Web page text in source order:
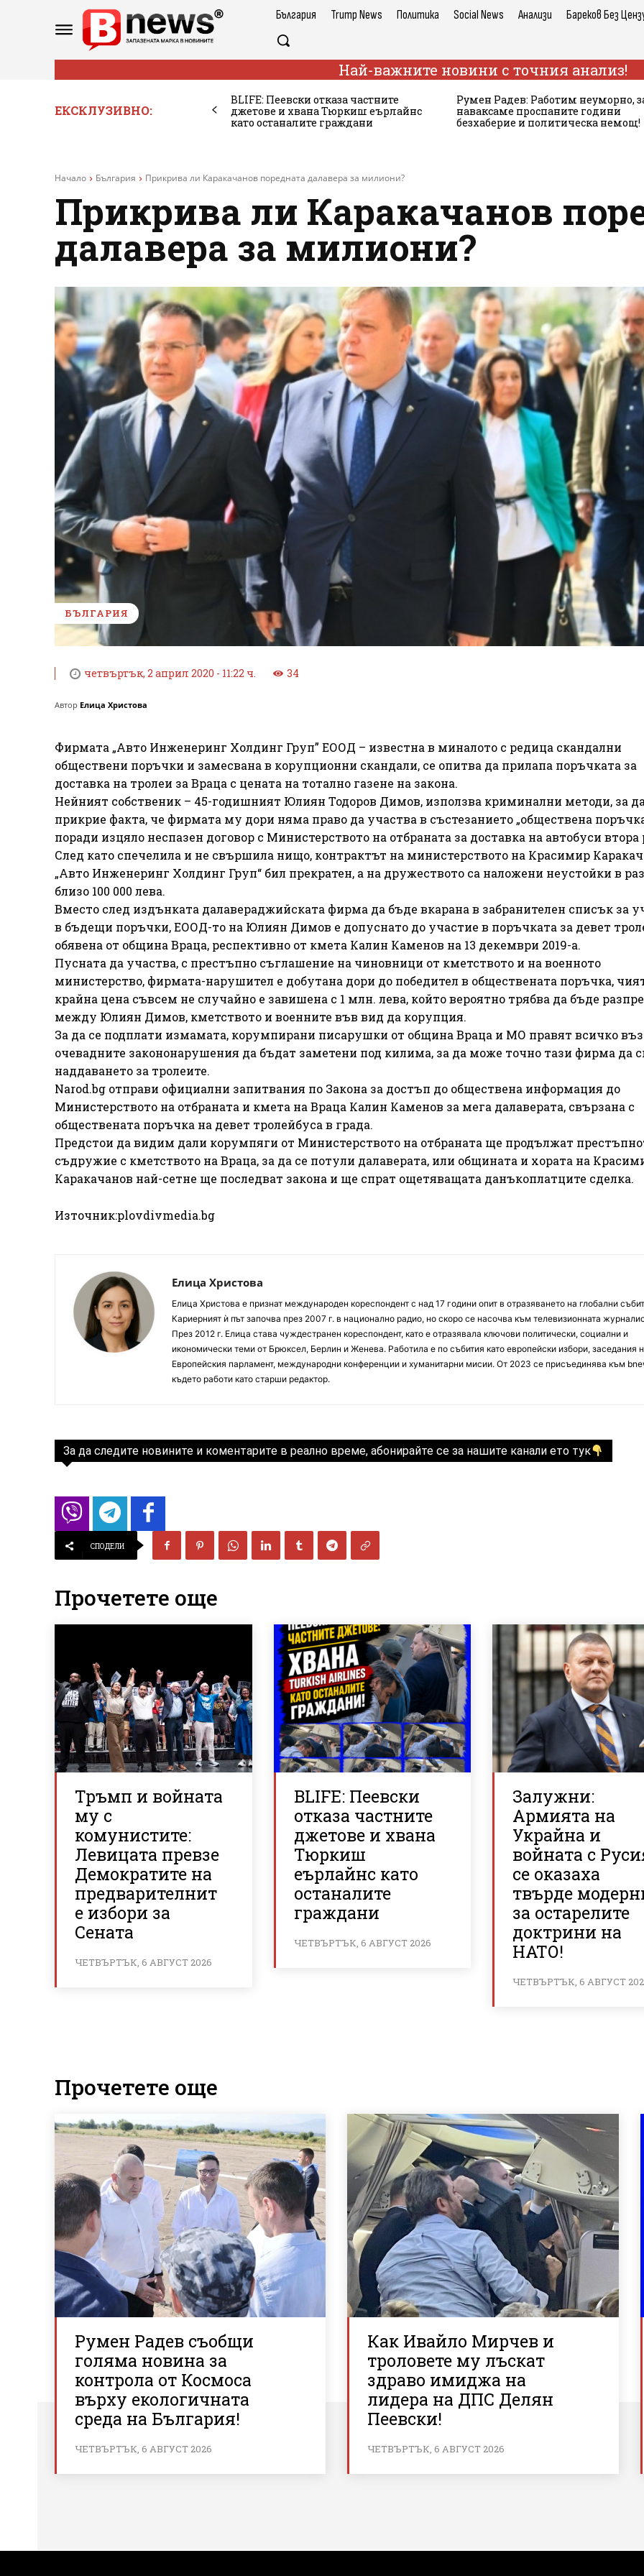
България Trump News Политика Social News Анализи Бареков Без
Най-важните новини с точния анализ!
ЕКСКЛУЗИВНО:
BLIFE: Пеевски отказа частните
джетове и хвана Тюркиш еърлайнс
като останалите граждани
Румен Радев: Работим неуморно,
наваксаме проспаните години
безхаберие и политическа немощ!
Начало България Прикрива ли Каракачанов поредната далавера за милиони?
Прикрива ли Каракачанов
далавера за милиони?
БЪЛГАРИЯ
четвъртък, 2 април 2020 - 11:22 ч. 34
Автор Елица Христова
Фирмата „Авто Инженеринг Холдинг Груп” ЕООД – известна в миналото с редица скандални
обществени поръчки и замесвана в корупционни скандали, се опитва да прилапа поръчката за
доставка на тролеи за Враца с цената на тотално газене на закона.
Нейният собственик – 45-годишният Юлиян Тодоров Димов, използва криминални методи, за
прикрие факта, че фирмата му дори няма право да участва в състезанието „обществена
поради изцяло неспазен договор с Министерството на отбраната за доставка на автобуси втора
След като спечелила и не свършила нищо, контрактът на министерството на Красимир
„Авто Инженеринг Холдинг Груп“ бил прекратен, а на дружеството са наложени неустойки в
близо 100 000 лева.
Вместо след издънката далавераджийската фирма да бъде вкарана в забранителен списък за
в бъдещи поръчки, ЕООД-то на Юлиян Димов е допуснато до участие в поръчката за девет
обявена от община Враца, респективно от кмета Калин Каменов на 13 декември 2019-а.
Пусната да участва, с престъпно съглашение на чиновници от кметството и на военното
министерство, фирмата-нарушител е добутана дори до победител в обществената поръчка,
крайна цена съвсем не случайно е завишена с 1 млн. лева, който вероятно трябва да бъде
между Юлиян Димов, кметството и военните във вид да корупция.
За да се подплати измамата, корумпирани писарушки от община Враца и МО правят всичко
очевадните закононарушения да бъдат заметени под килима, за да може точно тази фирма да
наддаването за тролеите.
Narod.bg отправи официални запитвания по Закона за достъп до обществена информация до
Министерството на отбраната и кмета на Враца Калин Каменов за мега далаверата, свързана с
обществената поръчка на девет тролейбуса в града.
Предстои да видим дали корумпяги от Министерството на отбраната ще продължат
съдружие с кметството на Враца, за да се потули далаверата, или общината и хората на
Каракачанов най-сетне ще последват закона и ще спрат ощетяващата данъкоплатците сделка.
Източник:plovdivmedia.bg
Елица Христова
Елица Христова е признат международен кореспондент с над 17 години опит в отразяването на глобални
Кариерният ѝ път започва през 2007 г. в национално радио, но скоро се насочва към телевизионната
През 2012 г. Елица става чуждестранен кореспондент, като е отразявала ключови политически, социални и
икономически теми от Брюксел, Берлин и Женева. Работила е по събития като европейски избори, заседания
Европейския парламент, международни конференции и хуманитарни мисии. От 2023 се присъединява към
където работи като старши редактор.
За да следите новините и коментарите в реално време, абонирайте се за нашите канали ето тук
СПОДЕЛИ
Прочетете още
Тръмп и войната
му с
комунистите:
Левицата превзе
Демократите на
предварителнит
е избори за
Сената
ЧЕТВЪРТЪК, 6 АВГУСТ 2026
BLIFE: Пеевски
отказа частните
джетове и хвана
Тюркиш
еърлайнс като
останалите
граждани
ЧЕТВЪРТЪК, 6 АВГУСТ 2026
Залужни:
Армията на
Украйна и
войната с
се оказаха
твърде
за остарелите
доктрини на
НАТО!
ЧЕТВЪРТЪК, 6 АВГУСТ
Прочетете още
Румен Радев съобщи
голяма новина за
контрола от Космоса
върху екологичната
среда на България!
ЧЕТВЪРТЪК, 6 АВГУСТ 2026
Как Ивайло Мирчев и
троловете му лъскат
здраво имиджа на
лидера на ДПС Делян
Пеевски!
ЧЕТВЪРТЪК, 6 АВГУСТ 2026